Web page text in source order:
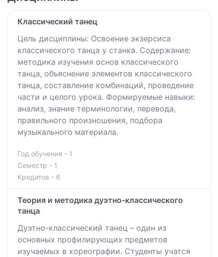
Классический танец
Цель дисциплины: Освоение экзерсиса
классического танца у станка. Содержание:
методика изучения основ классического
танца, объяснение элементов классического
танца, составление комбинаций, проведение
части и целого урока. Формируемые навыки:
анализ, знание терминологии, перевода,
правильного произношения, подбора
музыкального материала.
Год обучения - 1
Семестр - 1
Кредитов - 6
Теория и методика дуэтно-классического
танца
Дуэтно-классический танец – один из
основных профилирующих предметов
изучаемых в хореографии. Студенты учатся